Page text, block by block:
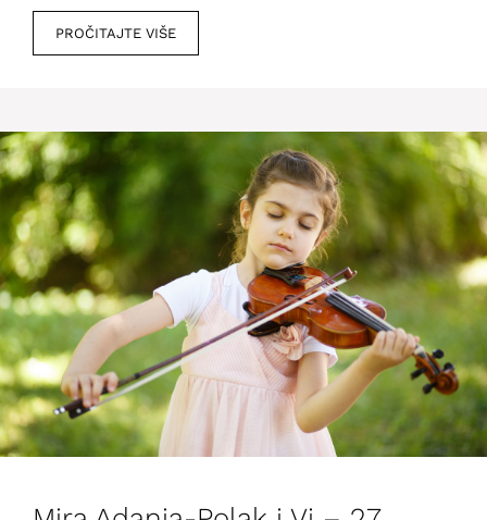
PROČITAJTE VIŠE